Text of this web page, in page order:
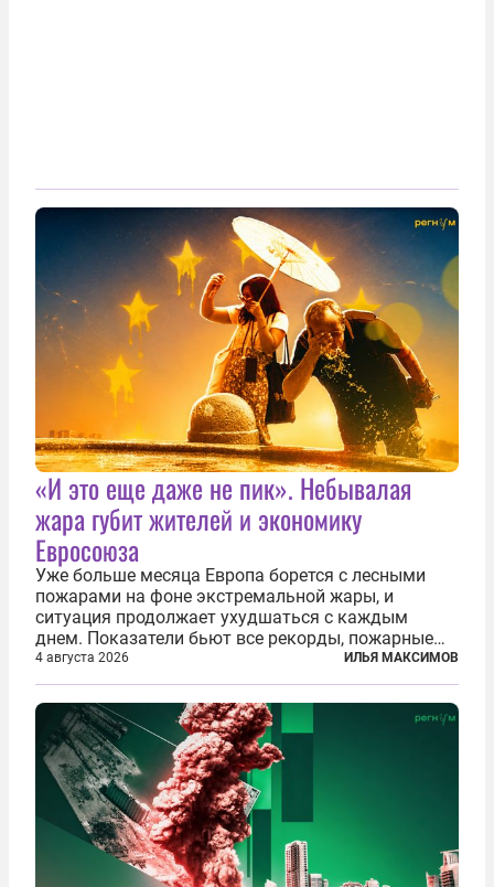
«И это еще даже не пик». Небывалая
жара губит жителей и экономику
Евросоюза
Уже больше месяца Европа борется с лесными
пожарами на фоне экстремальной жары, и
ситуация продолжает ухудшаться с каждым
днем. Показатели бьют все рекорды, пожарные
гибнут, масштабы эвакуации растут, а засуха тем
временем добивает реки, энергетику и сельское
хозяйство. По данным Европейской...
4 августа 2026 ИЛЬЯ МАКСИМОВ